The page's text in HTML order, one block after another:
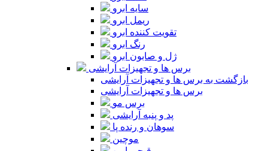
سایه ابرو
ریمل ابرو
تقویت کننده ابرو
رنگ ابرو
ژل و صابون ابرو
برس ها و تجهیزات آرایشی
بازگشت به برس ها و تجهیزات آرایشی
برس ها و تجهیزات آرایشی
برس مو
پد و پنبه آرایشی
سوهان و رنده پا
موچین